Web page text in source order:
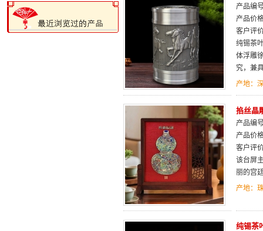
产品编
产品价
客户评
纯锡茶
体浮雕
究，兼
产地：
掐丝晶
产品编
产品价
客户评
该台屏
丽的宫
产地：
纯锡茶